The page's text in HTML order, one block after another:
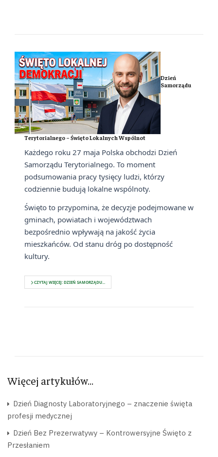
Dzień
Samorządu
Terytorialnego – Święto Lokalnych Wspólnot
Każdego roku 27 maja Polska obchodzi Dzień
Samorządu Terytorialnego. To moment
podsumowania pracy tysięcy ludzi, którzy
codziennie budują lokalne wspólnoty.
Święto to przypomina, że decyzje podejmowane w
gminach, powiatach i województwach
bezpośrednio wpływają na jakość życia
mieszkańców. Od stanu dróg po dostępność
kultury.
CZYTAJ WIĘCEJ: DZIEŃ SAMORZĄDU...
Więcej artykułów…
Dzień Diagnosty Laboratoryjnego – znaczenie święta
profesji medycznej
Dzień Bez Prezerwatywy – Kontrowersyjne Święto z
Przesłaniem